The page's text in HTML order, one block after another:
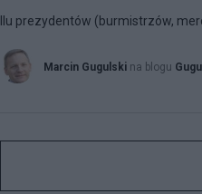
Ilu prezydentów (burmistrzów,
Marcin Gugulski na blogu